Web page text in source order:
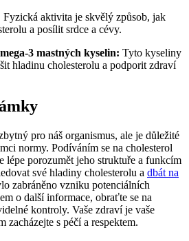
Fyzická aktivita je skvělý způsob, jak
a posílit srdce a cévy.
3 mastných kyselin: Tyto kyseliny
hladinu cholesterolu a podporit zdraví
pro náš organismus, ale je důležité
normy. Podíváním se na cholesterol
lépe porozumět jeho struktuře a funkcím
své hladiny cholesterolu a dbát na
zabráněno vzniku potenciálních
o další informace, obraťte se na
kontroly. Vaše zdraví je vaše
zacházejte s péčí a respektem.